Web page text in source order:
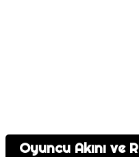
Oyuncu Akını ve